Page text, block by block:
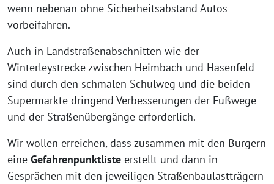
wenn nebenan ohne Sicherheitsabstand Autos
vorbeifahren.
Auch in Landstraßenabschnitten wie der
Winterleystrecke zwischen Heimbach und Hasenfeld
sind durch den schmalen Schulweg und die beiden
Supermärkte dringend Verbesserungen der Fußwege
und der Straßenübergänge erforderlich.
Wir wollen erreichen, dass zusammen mit den Bürgern
eine Gefahrenpunktliste erstellt und dann in
Gesprächen mit den jeweiligen Straßenbaulastträgern